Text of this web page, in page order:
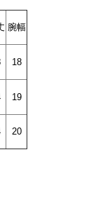
腕幅
18
19
20